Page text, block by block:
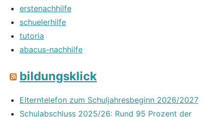
erstenachhilfe
schuelerhilfe
tutoria
abacus-nachhilfe
bildungsklick
Elterntelefon zum Schuljahresbeginn 2026/2027
Schulabschluss 2025/26: Rund 95 Prozent der